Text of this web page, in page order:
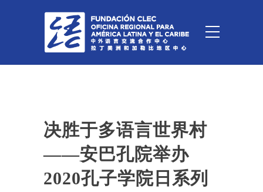
决胜于多语言世界村
——安巴孔院举办
2020孔子学院日系列